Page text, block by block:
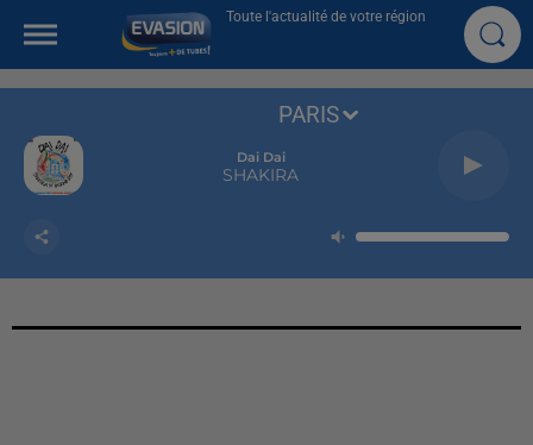
Toute l'actualité de votre région
Dai Dai
SHAKIRA
PARIS